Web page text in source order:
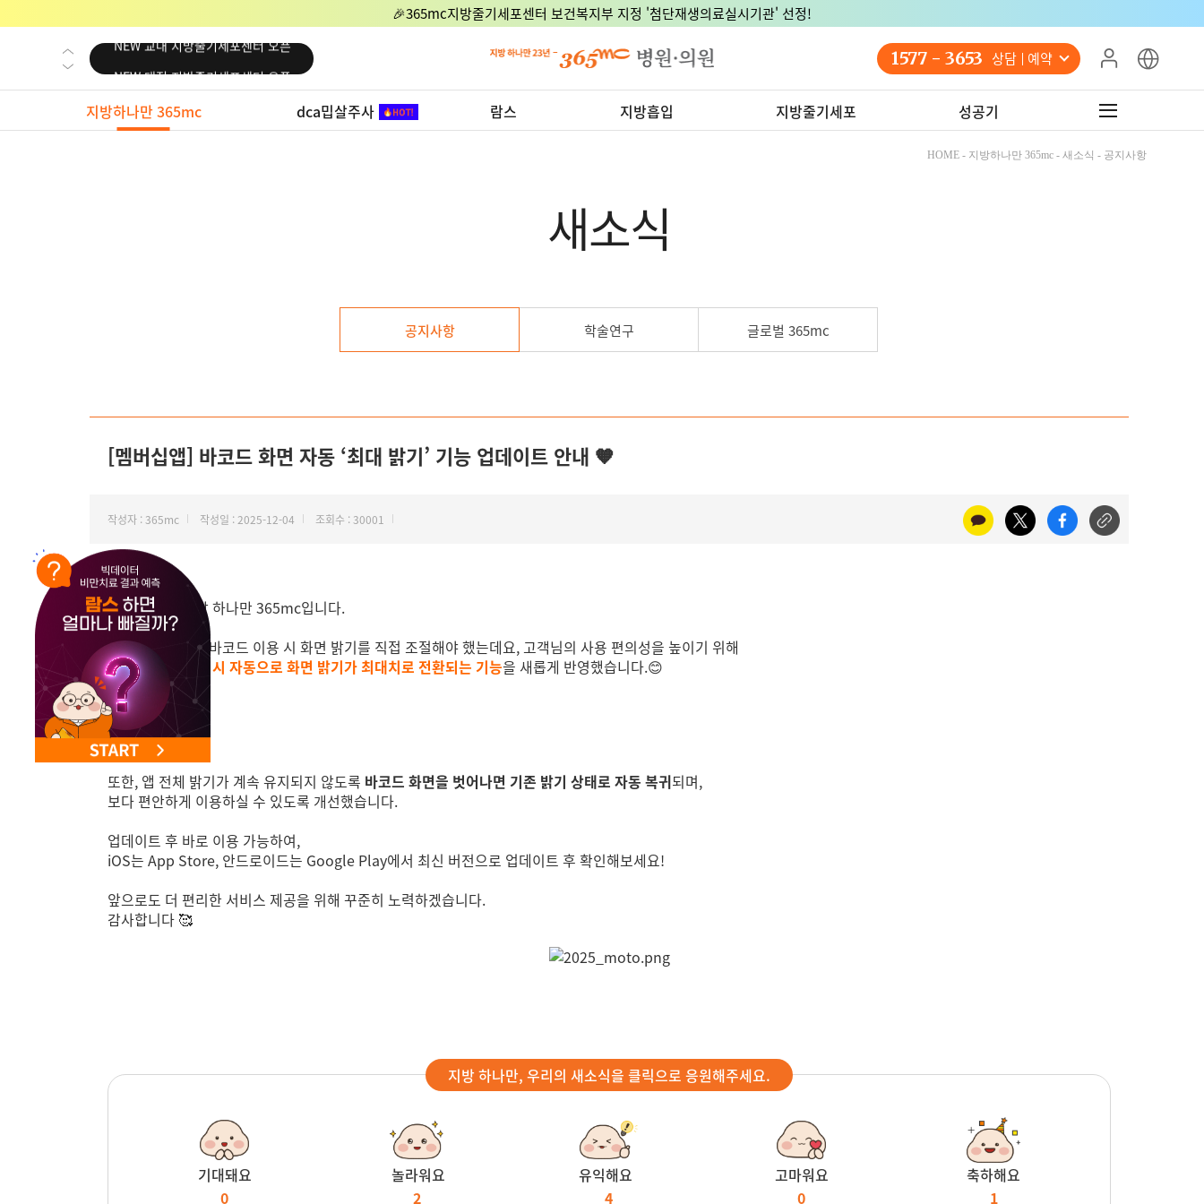
🎉365mc지방줄기세포센터 보건복지부 지정 '첨단재생의료실시기관' 선정!
NEW 교대 지방줄기세포센터 오픈
NEW 대전 지방줄기세포센터 오픈
NEW 노원 지방줄기세포센터 오픈
NEW 미국 LA점 오픈
1577 - 3653 상담 예약
지방하나만 365mc dca밉살주사 람스 지방흡입 지방줄기세포 성공기
HOME - 지방하나만 365mc - 새소식 - 공지사항
새소식
공지사항 학술연구 글로벌 365mc
[멤버십앱] 바코드 화면 자동 ‘최대 밝기’ 기능 업데이트 안내 🧡
작성자 : 365mc 작성일 : 2025-12-04 조회수 : 30001
안녕하세요. 지방 하나만 365mc입니다.
그동안 멤버십앱 바코드 이용 시 화면 밝기를 직접 조절해야 했는데요, 고객님의 사용 편의성을 높이기 위해
바코드 화면 진입 시 자동으로 화면 밝기가 최대치로 전환되는 기능을 새롭게 반영했습니다.😊
또한, 앱 전체 밝기가 계속 유지되지 않도록 바코드 화면을 벗어나면 기존 밝기 상태로 자동 복귀되며,
보다 편안하게 이용하실 수 있도록 개선했습니다.
업데이트 후 바로 이용 가능하여,
iOS는 App Store, 안드로이드는 Google Play에서 최신 버전으로 업데이트 후 확인해보세요!
앞으로도 더 편리한 서비스 제공을 위해 꾸준히 노력하겠습니다.
감사합니다 🥰
지방 하나만, 우리의 새소식을 클릭으로 응원해주세요.
기대돼요
0
놀라워요
2
유익해요
4
고마워요
0
축하해요
1